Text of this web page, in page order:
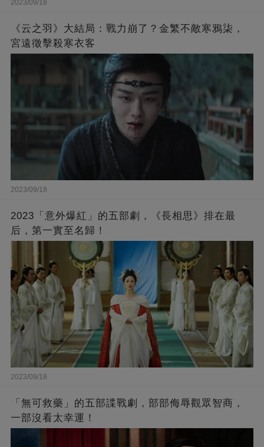
2023/09/18
《云之羽》大結局：戰力崩了？金繁不敵寒鴉柒，
宮遠徵擊殺寒衣客
2023/09/18
2023「意外爆紅」的五部劇，《長相思》排在最
后，第一實至名歸！
2023/09/18
「無可救藥」的五部諜戰劇，部部侮辱觀眾智商，
一部沒看太幸運！